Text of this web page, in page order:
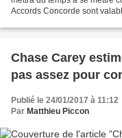
Accords Concorde sont
Chase Carey
pas assez pour
Publié le 24/01/2017 à 11:12
Par Matthieu Piccon